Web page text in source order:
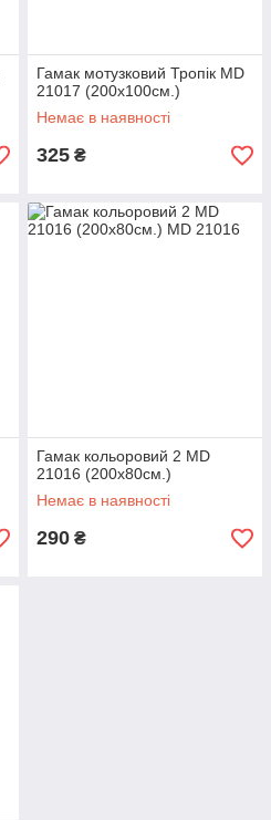
Гамак мотузковий Тропік MD
21017 (200х100см.)
Немає в наявності
325 ₴
Гамак кольоровий 2 MD
21016 (200х80см.)
Немає в наявності
290 ₴